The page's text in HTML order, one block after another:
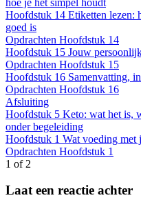
Hoofdstuk 14 Etiketten lezen:
goed is
Opdrachten Hoofdstuk 14
Hoofdstuk 15 Jouw
Opdrachten Hoofdstuk 15
Hoofdstuk 16 Samenvatting,
Opdrachten Hoofdstuk 16
Afsluiting
Hoofdstuk 5 Keto: wat het is,
onder begeleiding
Hoofdstuk 1 Wat voeding
Opdrachten Hoofdstuk 1
1 of 2
Laat een reactie achter